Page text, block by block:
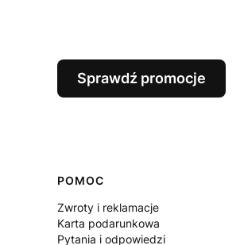
Sprawdź promocje
Linki w stopce
POMOC
Zwroty i reklamacje
Karta podarunkowa
Pytania i odpowiedzi